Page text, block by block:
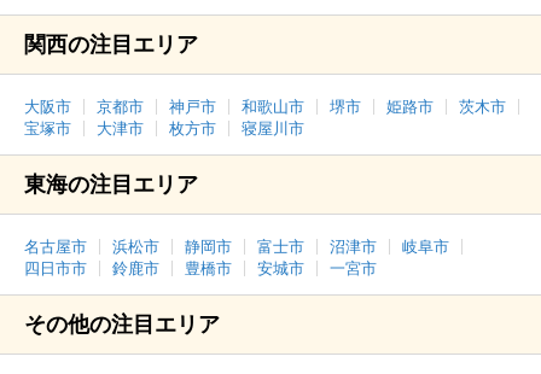
関西の注目エリア
大阪市 京都市 神戸市 和歌山市 堺市 姫路市
茨木市
宝塚市
大津市 枚方市 寝屋川市
東海の注目エリア
名古屋市 浜松市 静岡市 富士市 沼津市
岐阜市
四日市市
鈴鹿市 豊橋市 安城市 一宮市
その他の注目エリア